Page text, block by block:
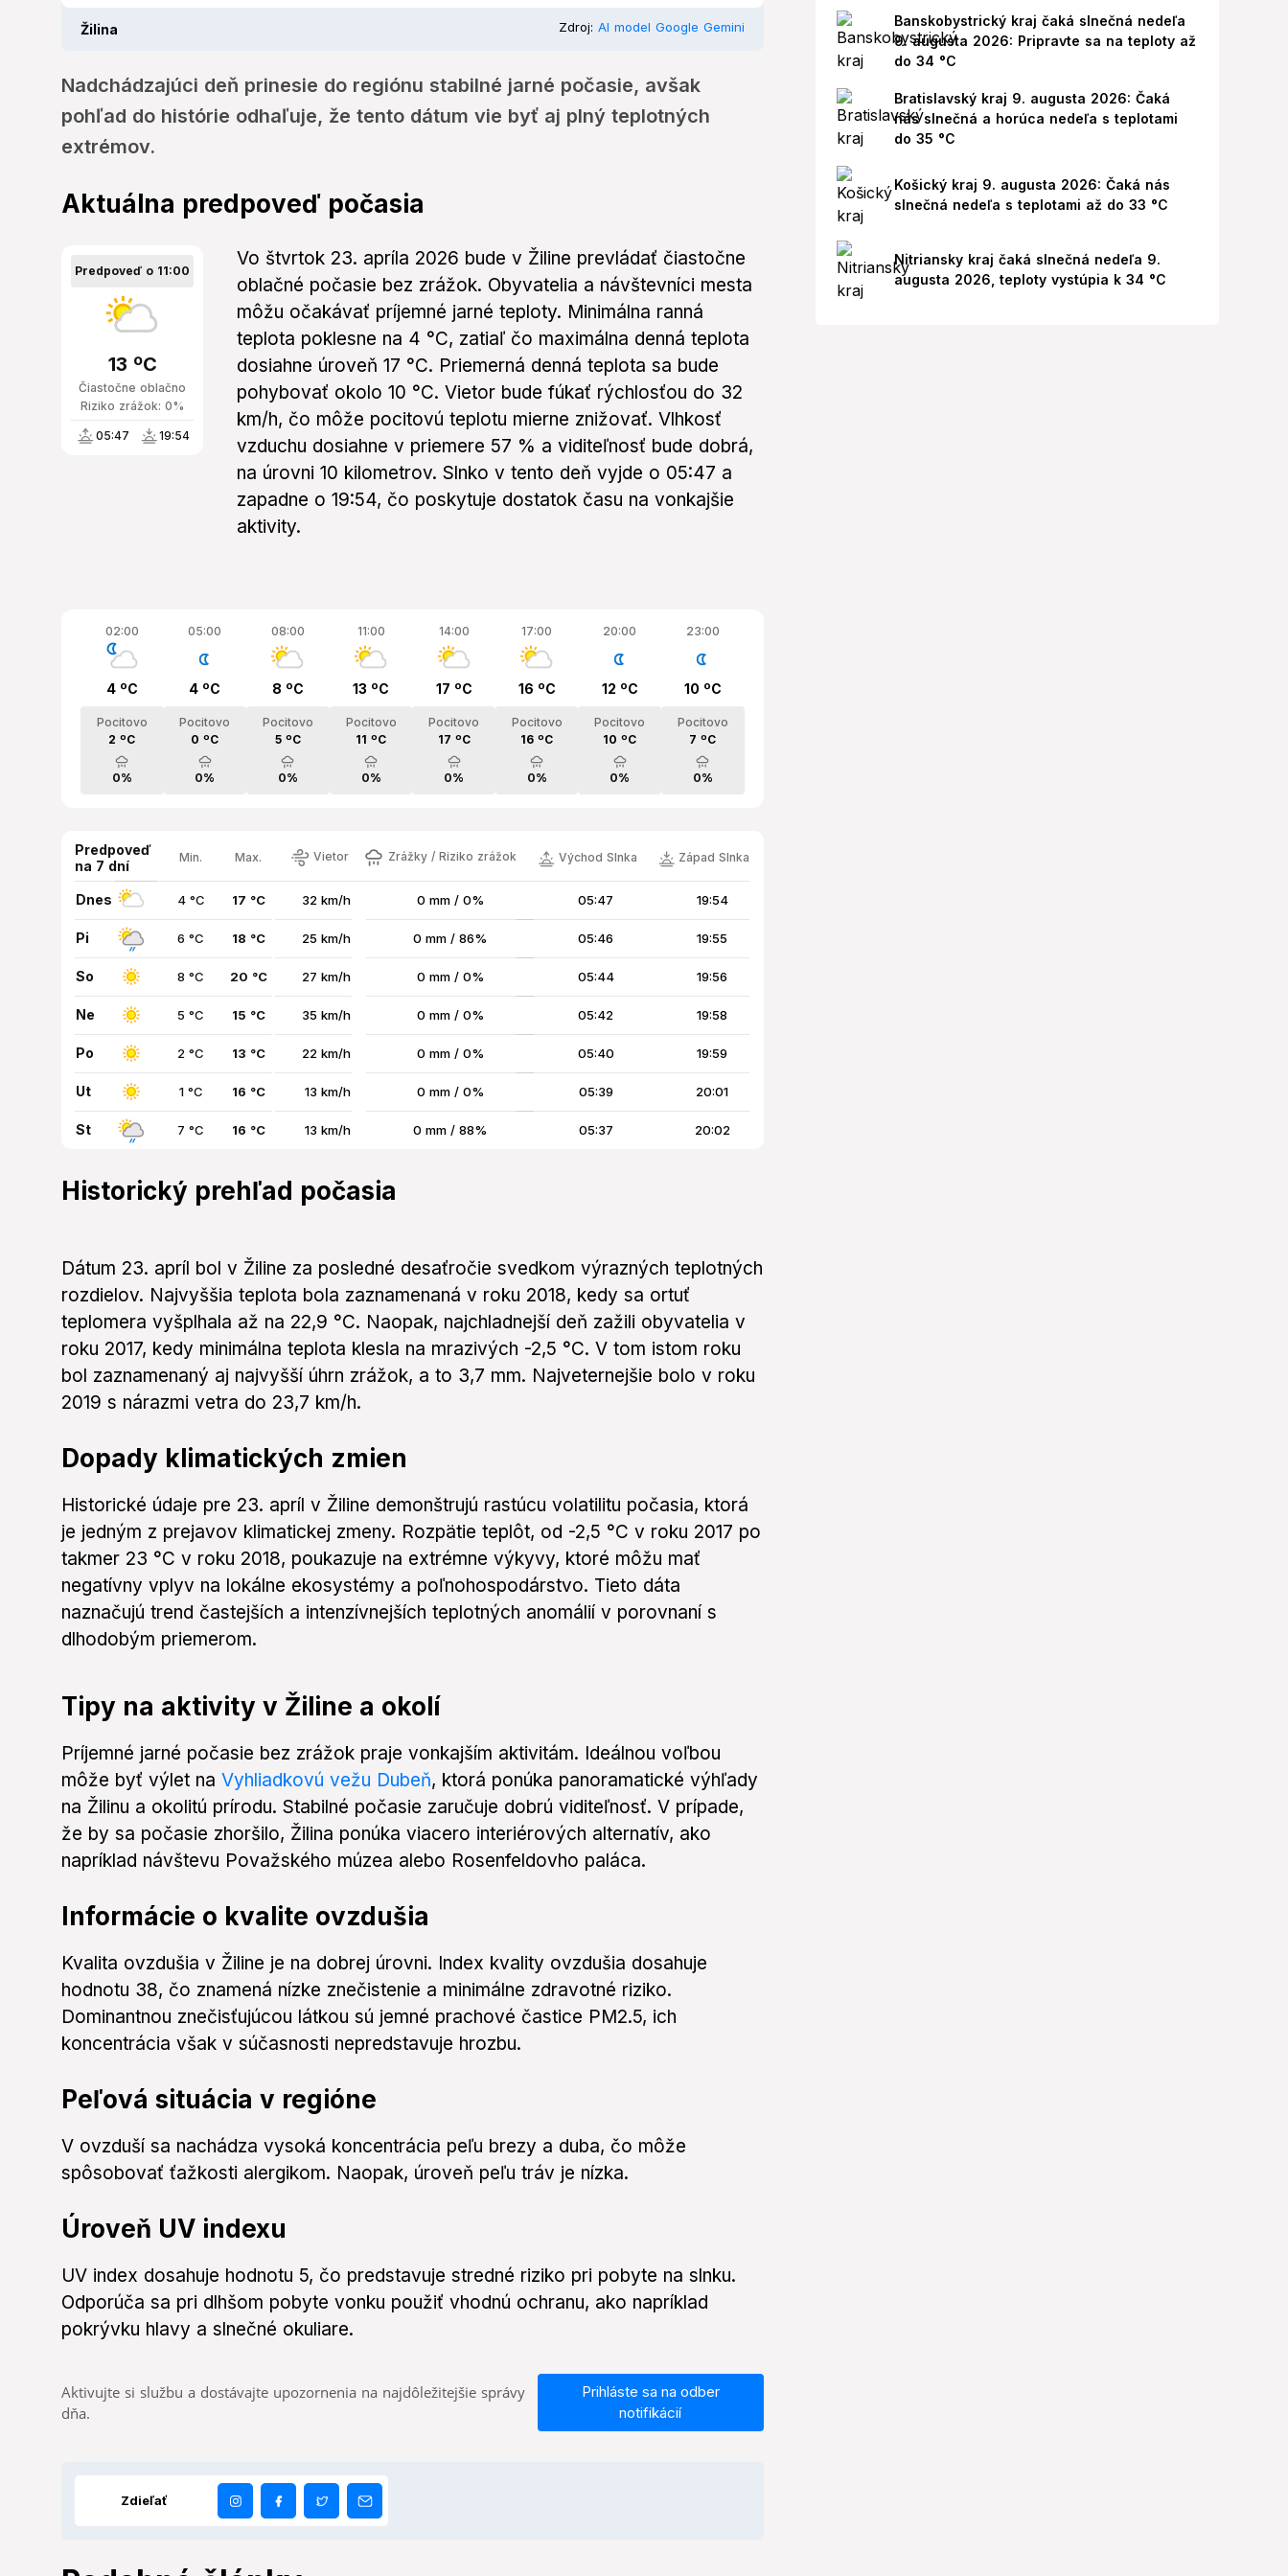
Žilina Zdroj: AI model Google Gemini
Nadchádzajúci deň prinesie do regiónu stabilné jarné počasie, avšak
pohľad do histórie odhaľuje, že tento dátum vie byť aj plný teplotných
extrémov.
Aktuálna predpoveď počasia
Predpoveď o 11:00
Čiastočne oblačno
13 ºC
Riziko zrážok: 0%
05:47 19:54
Vo štvrtok 23. apríla 2026 bude v Žiline prevládať čiastočne
oblačné počasie bez zrážok. Obyvatelia a návštevníci mesta
môžu očakávať príjemné jarné teploty. Minimálna ranná
teplota poklesne na 4 °C, zatiaľ čo maximálna denná teplota
dosiahne úroveň 17 °C. Priemerná denná teplota sa bude
pohybovať okolo 10 °C. Vietor bude fúkať rýchlosťou do 32
km/h, čo môže pocitovú teplotu mierne znižovať. Vlhkosť
vzduchu dosiahne v priemere 57 % a viditeľnosť bude dobrá,
na úrovni 10 kilometrov. Slnko v tento deň vyjde o 05:47 a
zapadne o 19:54, čo poskytuje dostatok času na vonkajšie
aktivity.
02:00
4 ºC
Pocitovo
2 ºC
0%
05:00
4 ºC
Pocitovo
0 ºC
0%
08:00
8 ºC
Pocitovo
5 ºC
0%
11:00
13 ºC
Pocitovo
11 ºC
0%
14:00
17 ºC
Pocitovo
17 ºC
0%
17:00
16 ºC
Pocitovo
16 ºC
0%
20:00
12 ºC
Pocitovo
10 ºC
0%
23:00
10 ºC
Pocitovo
7 ºC
0%
Predpoveď
na 7 dní
Min. Max. Vietor Zrážky / Riziko zrážok Východ Slnka Západ Slnka
Dnes 4 °C 17 °C 32 km/h 0 mm / 0% 05:47 19:54
Pi 6 °C 18 °C 25 km/h 0 mm / 86% 05:46 19:55
So 8 °C 20 °C 27 km/h 0 mm / 0% 05:44 19:56
Ne 5 °C 15 °C 35 km/h 0 mm / 0% 05:42 19:58
Po 2 °C 13 °C 22 km/h 0 mm / 0% 05:40 19:59
Ut 1 °C 16 °C 13 km/h 0 mm / 0% 05:39 20:01
St 7 °C 16 °C 13 km/h 0 mm / 88% 05:37 20:02
Historický prehľad počasia
Dátum 23. apríl bol v Žiline za posledné desaťročie svedkom výrazných teplotných
rozdielov. Najvyššia teplota bola zaznamenaná v roku 2018, kedy sa ortuť
teplomera vyšplhala až na 22,9 °C. Naopak, najchladnejší deň zažili obyvatelia v
roku 2017, kedy minimálna teplota klesla na mrazivých -2,5 °C. V tom istom roku
bol zaznamenaný aj najvyšší úhrn zrážok, a to 3,7 mm. Najveternejšie bolo v roku
2019 s nárazmi vetra do 23,7 km/h.
Dopady klimatických zmien
Historické údaje pre 23. apríl v Žiline demonštrujú rastúcu volatilitu počasia, ktorá
je jedným z prejavov klimatickej zmeny. Rozpätie teplôt, od -2,5 °C v roku 2017 po
takmer 23 °C v roku 2018, poukazuje na extrémne výkyvy, ktoré môžu mať
negatívny vplyv na lokálne ekosystémy a poľnohospodárstvo. Tieto dáta
naznačujú trend častejších a intenzívnejších teplotných anomálií v porovnaní s
dlhodobým priemerom.
Tipy na aktivity v Žiline a okolí
Príjemné jarné počasie bez zrážok praje vonkajším aktivitám. Ideálnou voľbou
môže byť výlet na Vyhliadkovú vežu Dubeň, ktorá ponúka panoramatické výhľady
na Žilinu a okolitú prírodu. Stabilné počasie zaručuje dobrú viditeľnosť. V prípade,
že by sa počasie zhoršilo, Žilina ponúka viacero interiérových alternatív, ako
napríklad návštevu Považského múzea alebo Rosenfeldovho paláca.
Informácie o kvalite ovzdušia
Kvalita ovzdušia v Žiline je na dobrej úrovni. Index kvality ovzdušia dosahuje
hodnotu 38, čo znamená nízke znečistenie a minimálne zdravotné riziko.
Dominantnou znečisťujúcou látkou sú jemné prachové častice PM2.5, ich
koncentrácia však v súčasnosti nepredstavuje hrozbu.
Peľová situácia v regióne
V ovzduší sa nachádza vysoká koncentrácia peľu brezy a duba, čo môže
spôsobovať ťažkosti alergikom. Naopak, úroveň peľu tráv je nízka.
Úroveň UV indexu
UV index dosahuje hodnotu 5, čo predstavuje stredné riziko pri pobyte na slnku.
Odporúča sa pri dlhšom pobyte vonku použiť vhodnú ochranu, ako napríklad
pokrývku hlavy a slnečné okuliare.
Aktivujte si službu a dostávajte upozornenia na najdôležitejšie správy
dňa.
Prihláste sa na odber
notifikácií
Zdieľať
Banskobystrický kraj čaká slnečná nedeľa
9. augusta 2026: Pripravte sa na teploty až
do 34 °C
Bratislavský kraj 9. augusta 2026: Čaká
nás slnečná a horúca nedeľa s teplotami
do 35 °C
Košický kraj 9. augusta 2026: Čaká nás
slnečná nedeľa s teplotami až do 33 °C
Nitriansky kraj čaká slnečná nedeľa 9.
augusta 2026, teploty vystúpia k 34 °C